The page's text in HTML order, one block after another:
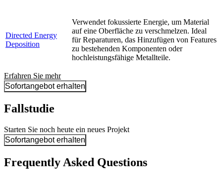
Directed Energy
Deposition
Verwendet fokussierte Energie, um Material
auf eine Oberfläche zu verschmelzen. Ideal
für Reparaturen, das Hinzufügen von Features
zu bestehenden Komponenten oder
hochleistungsfähige Metallteile.
Erfahren Sie mehr
Sofortangebot erhalten
Fallstudie
Starten Sie noch heute ein neues Projekt
Sofortangebot erhalten
Frequently Asked Questions